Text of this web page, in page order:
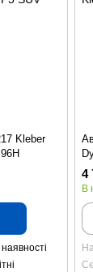
Kleber
наявності
4
В